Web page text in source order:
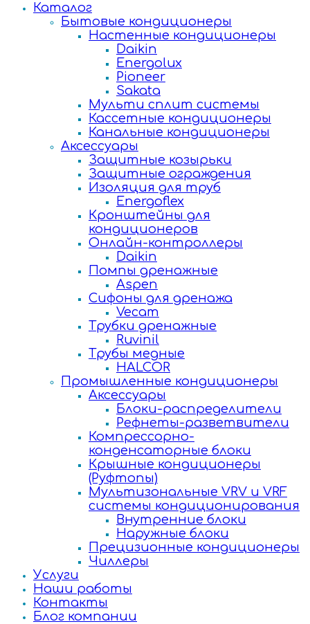
Каталог
Бытовые кондиционеры
Настенные кондиционеры
Daikin
Energolux
Pioneer
Sakata
Мульти сплит системы
Кассетные кондиционеры
Канальные кондиционеры
Аксессуары
Защитные козырьки
Защитные ограждения
Изоляция для труб
Energoflex
Кронштейны для
кондиционеров
Онлайн-контроллеры
Daikin
Помпы дренажные
Aspen
Сифоны для дренажа
Vecam
Трубки дренажные
Ruvinil
Трубы медные
HALCOR
Промышленные кондиционеры
Аксессуары
Блоки-распределители
Рефнеты-разветвители
Компрессорно-
конденсаторные блоки
Крышные кондиционеры
(Руфтопы)
Мультизональные VRV и VRF
системы кондиционирования
Внутренние блоки
Наружные блоки
Прецизионные кондиционеры
Чиллеры
Услуги
Наши работы
Контакты
Блог компании